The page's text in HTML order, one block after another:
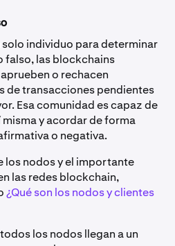
solo individuo para determinar
falso, las blockchains
o rechacen
de transacciones pendientes
Esa comunidad es capaz de
y acordar de forma
o negativa.
los nodos y el importante
las redes blockchain,
¿Qué son los nodos y clientes
los nodos llegan a un